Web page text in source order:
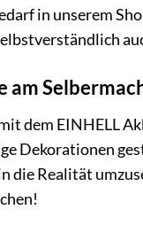
in unserem
am
dem EINHELL
Dekorationen
die Realität